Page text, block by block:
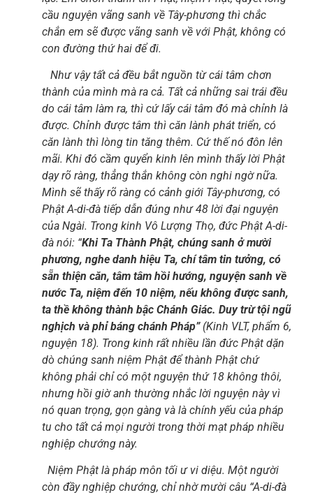
cầu nguyện vãng sanh về Tây-phương thì chắc
chắn em sẽ được vãng sanh về với Phật, không có
con đường thứ hai để đi.
Như vậy tất cả đều bắt nguồn từ cái tâm chơn
thành của mình mà ra cả. Tất cả những sai trái đều
do cái tâm làm ra, thì cứ lấy cái tâm đó mà chỉnh là
được. Chỉnh được tâm thì căn lành phát triển, có
căn lành thì lòng tin tăng thêm. Cứ thế nó đôn lên
mãi. Khi đó cầm quyển kinh lên mình thấy lời Phật
dạy rõ ràng, thẳng thắn không còn nghi ngờ nữa.
Mình sẽ thấy rõ ràng có cảnh giới Tây-phương, có
Phật A-di-đà tiếp dẫn đúng như 48 lời đại nguyện
của Ngài. Trong kinh Vô Lượng Thọ, đức Phật A-di-
đà nói: “Khi Ta Thành Phật, chúng sanh ở mười
phương, nghe danh hiệu Ta, chí tâm tin tưởng, có
sẵn thiện căn, tâm tâm hồi hướng, nguyện sanh về
nước Ta, niệm đến 10 niệm, nếu không được sanh,
ta thề không thành bậc Chánh Giác. Duy trừ tội ngũ
nghịch và phỉ báng chánh Pháp”(Kinh VLT, phẩm 6,
nguyện 18). Trong kinh rất nhiều lần đức Phật dặn
dò chúng sanh niệm Phật để thành Phật chứ
không phải chỉ có một nguyện thứ 18 không thôi,
nhưng hồi giờ anh thường nhắc lời nguyện này vì
nó quan trọng, gọn gàng và là chính yếu của pháp
tu cho tất cả mọi người trong thời mạt pháp nhiều
nghiệp chướng này.
Niệm Phật là pháp môn tối ư vi diệu. Một người
còn đầy nghiệp chướng, chỉ nhờ mười câu “A-di-đà